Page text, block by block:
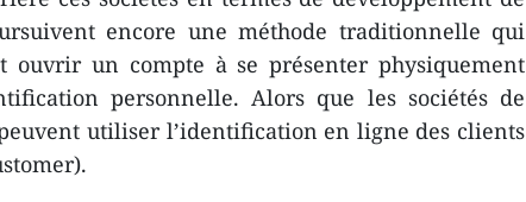
encore une méthode traditionnelle qui
ouvrir un compte à se présenter physiquement
personnelle. Alors que les sociétés de
utiliser l’identification en ligne des clients